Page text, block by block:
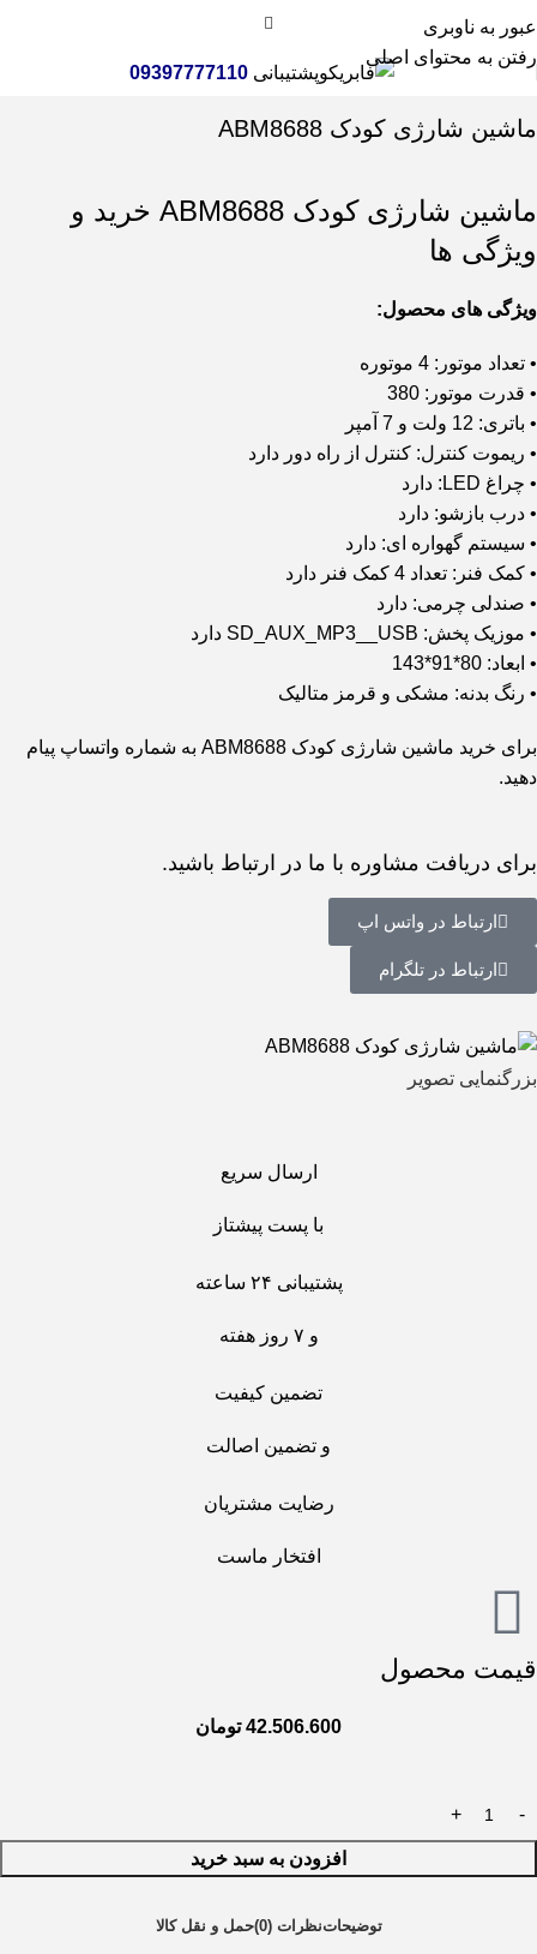
عبور به ناوبری
رفتن به محتوای اصلی
پشتیبانی09397777110 خانه اسباب بازی ماشین و موتور شارژی
ماشین شارژی کودک ABM8688
ماشین شارژی کودک ABM8688 خرید و
ویژگی ها
ویژگی های محصول:
• تعداد موتور: 4 موتوره
• قدرت موتور: 380
• باتری: 12 ولت و 7 آمپر
• ریموت کنترل: کنترل از راه دور دارد
• چراغ LED: دارد
• درب بازشو: دارد
• سیستم گهواره ای: دارد
• کمک فنر: تعداد 4 کمک فنر دارد
• صندلی چرمی: دارد
• موزیک پخش: SD_AUX_MP3__USB دارد
• ابعاد: 80*91*143
• رنگ بدنه: مشکی و قرمز متالیک
برای خرید ماشین شارژی کودک ABM8688 به شماره واتساپ پیام
دهید.
برای دریافت مشاوره با ما در ارتباط باشید.
ارتباط در واتس اپ
ارتباط در تلگرام
بزرگنمایی تصویر
ارسال سریع
با پست پیشتاز
پشتیبانی ۲۴ ساعته
و ۷ روز هفته
تضمین کیفیت
و تضمین اصالت
رضایت مشتریان
افتخار ماست
قیمت محصول
42.506.600 تومان
افزودن به سبد خرید
توضیحاتنظرات (0) حمل و نقل کالا